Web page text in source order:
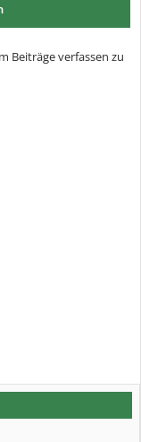
Beiträge verfassen zu